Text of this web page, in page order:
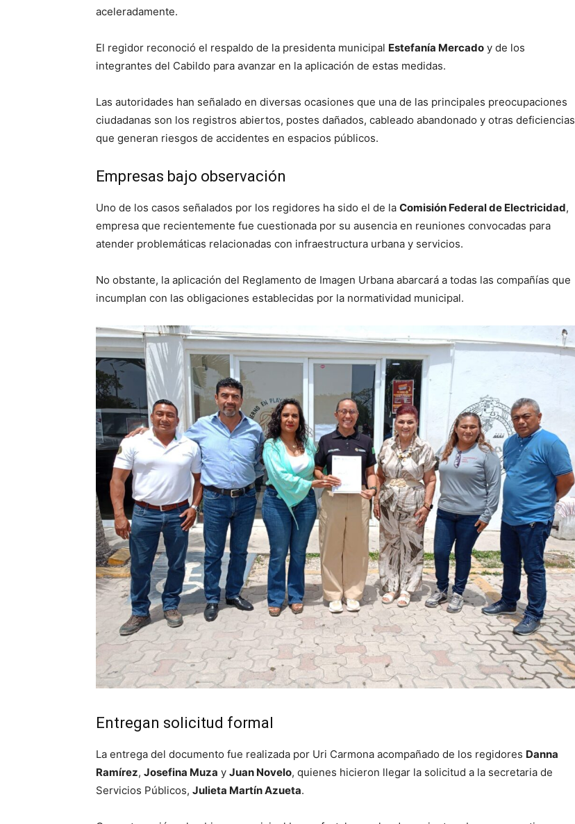
aceleradamente.
El regidor reconoció el respaldo de la presidenta municipal Estefanía Mercado y de los
integrantes del Cabildo para avanzar en la aplicación de estas medidas.
Las autoridades han señalado en diversas ocasiones que una de las principales preocupaciones
ciudadanas son los registros abiertos, postes dañados, cableado abandonado y otras deficiencias
que generan riesgos de accidentes en espacios públicos.
Empresas bajo observación
Uno de los casos señalados por los regidores ha sido el de la Comisión Federal de Electricidad,
empresa que recientemente fue cuestionada por su ausencia en reuniones convocadas para
atender problemáticas relacionadas con infraestructura urbana y servicios.
No obstante, la aplicación del Reglamento de Imagen Urbana abarcará a todas las compañías que
incumplan con las obligaciones establecidas por la normatividad municipal.
Entregan solicitud formal
La entrega del documento fue realizada por Uri Carmona acompañado de los regidores Danna
Ramírez, Josefina Muza y Juan Novelo, quienes hicieron llegar la solicitud a la secretaria de
Servicios Públicos, Julieta Martín Azueta.